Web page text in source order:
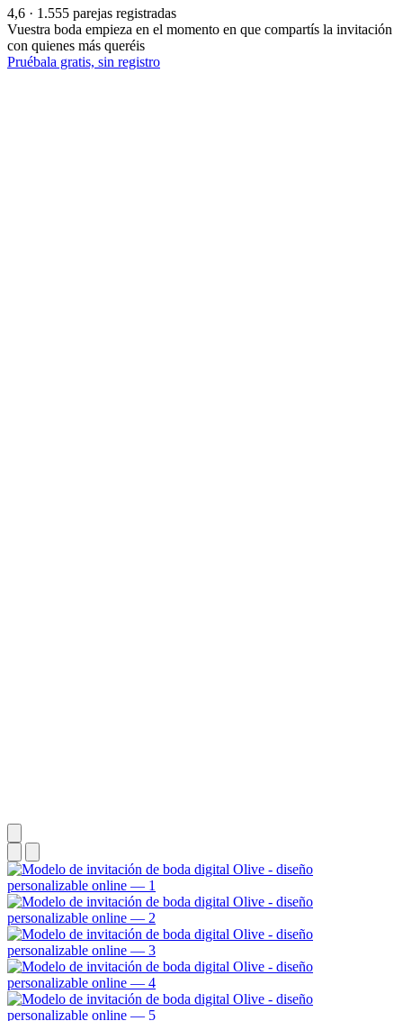
4,6 · 1.555 parejas registradas
Vuestra boda empieza en el momento en que compartís la invitación
con quienes más queréis
Pruébala gratis, sin registro